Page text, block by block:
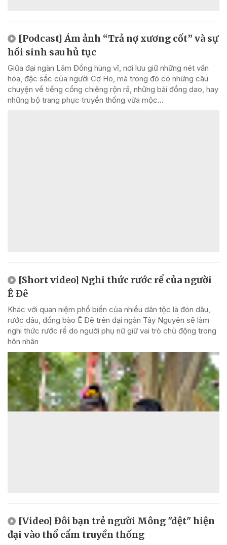
[Podcast] Ám ảnh “Trả nợ xương cốt” và sự
hồi sinh sau hủ tục
Giữa đại ngàn Lâm Đồng hùng vĩ, nơi lưu giữ những nét văn
hóa, đặc sắc của người Cơ Ho, mà trong đó có những câu
chuyện về tiếng cồng chiêng rộn rã, những bài đồng dao, hay
những bộ trang phục truyền thống vừa mộc...
[Short video] Nghi thức rước rể của người
Ê Đê
Khác với quan niệm phổ biến của nhiều dân tộc là đón dâu,
rước dâu, đồng bào Ê Đê trên đại ngàn Tây Nguyên sẽ làm
nghi thức rước rể do người phụ nữ giữ vai trò chủ động trong
hôn nhân
[Video] Đôi bạn trẻ người Mông "dệt" hiện
đại vào thổ cẩm truyền thống